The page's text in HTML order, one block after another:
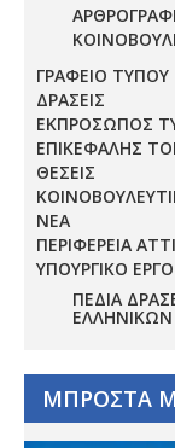
ΓΡΑΦΕΙΟ ΤΥΠΟΥ
ΔΡΑΣΕΙΣ
ΕΚΠΡΟΣΩΠΟΣ
ΕΠΙΚΕΦΑΛΗΣ
ΘΕΣΕΙΣ
ΝΕΑ
ΠΕΡΙΦΕΡΕΙΑ
ΥΠΟΥΡΓΙΚΟ ΕΡΓΟ
ΠΕΔΊΑ
ΜΠΡΟΣΤΑ